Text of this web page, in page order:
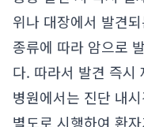
위나 대장에서 발견
종류에 따라 암으로
다. 따라서 발견 즉시
병원에서는 진단 내
별도로 시행하여 환